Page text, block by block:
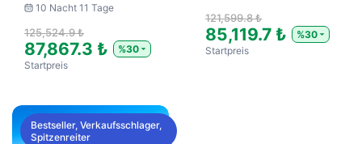
10 Nacht 11 Tage
125,524.9 ₺
87,867.3 ₺
%30
Startpreis
121,599.8 ₺
85,119.7 ₺
%30
Startpreis
Bestseller, Verkaufsschlager,
Spitzenreiter